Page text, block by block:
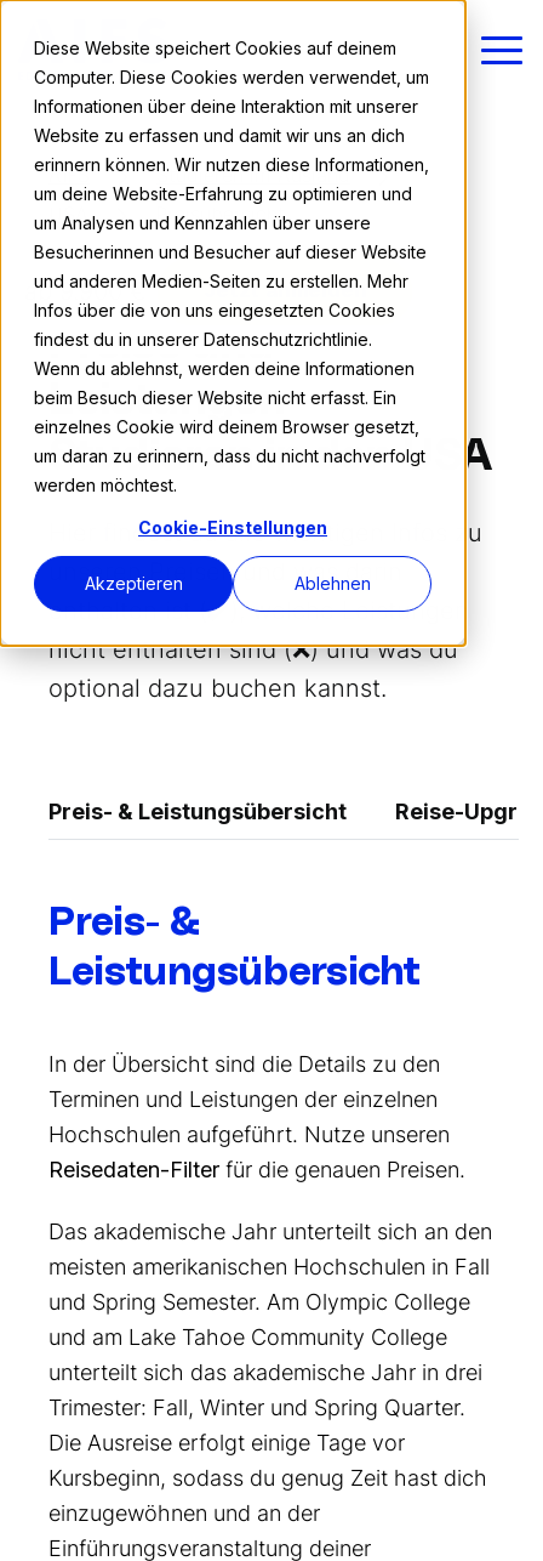
Diese Website speichert Cookies auf deinem
Computer. Diese Cookies werden verwendet, um
Informationen über deine Interaktion mit unserer
Website zu erfassen und damit wir uns an dich
erinnern können. Wir nutzen diese Informationen,
um deine Website-Erfahrung zu optimieren und
um Analysen und Kennzahlen über unsere
Besucherinnen und Besucher auf dieser Website
und anderen Medien-Seiten zu erstellen. Mehr
Infos über die von uns eingesetzten Cookies
findest du in unserer Datenschutzrichtlinie.
Wenn du ablehnst, werden deine Informationen
beim Besuch dieser Website nicht erfasst. Ein
einzelnes Cookie wird deinem Browser gesetzt,
um daran zu erinnern, dass du nicht nachverfolgt
werden möchtest.
Cookie-Einstellungen
Akzeptieren Ablehnen
ab 9.900 € Jetzt anmelden
AIFS
Studieren im Ausland
USA
Preisübersicht
Preise, Leistungen & Termine
Preise und
Leistungen -
Studieren in den USA
Hier findest du alle wichtigen Infos zu
unseren Preisen und was darin
enthalten ist (✔️), welche Leistungen
nicht enthalten sind (❌) und was du
optional dazu buchen kannst.
Preis- & Leistungsübersicht Reise-
Preis- &
Leistungsübersicht
In der Übersicht sind die Details zu den
Terminen und Leistungen der einzelnen
Hochschulen aufgeführt. Nutze unseren
Reisedaten-Filter für die genauen Preisen.
Das akademische Jahr unterteilt sich an den
meisten amerikanischen Hochschulen in Fall
und Spring Semester. Am Olympic College
und am Lake Tahoe Community College
unterteilt sich das akademische Jahr in drei
Trimester: Fall, Winter und Spring Quarter.
Die Ausreise erfolgt einige Tage vor
Kursbeginn, sodass du genug Zeit hast dich
einzugewöhnen und an der
Einführungsveranstaltung deiner